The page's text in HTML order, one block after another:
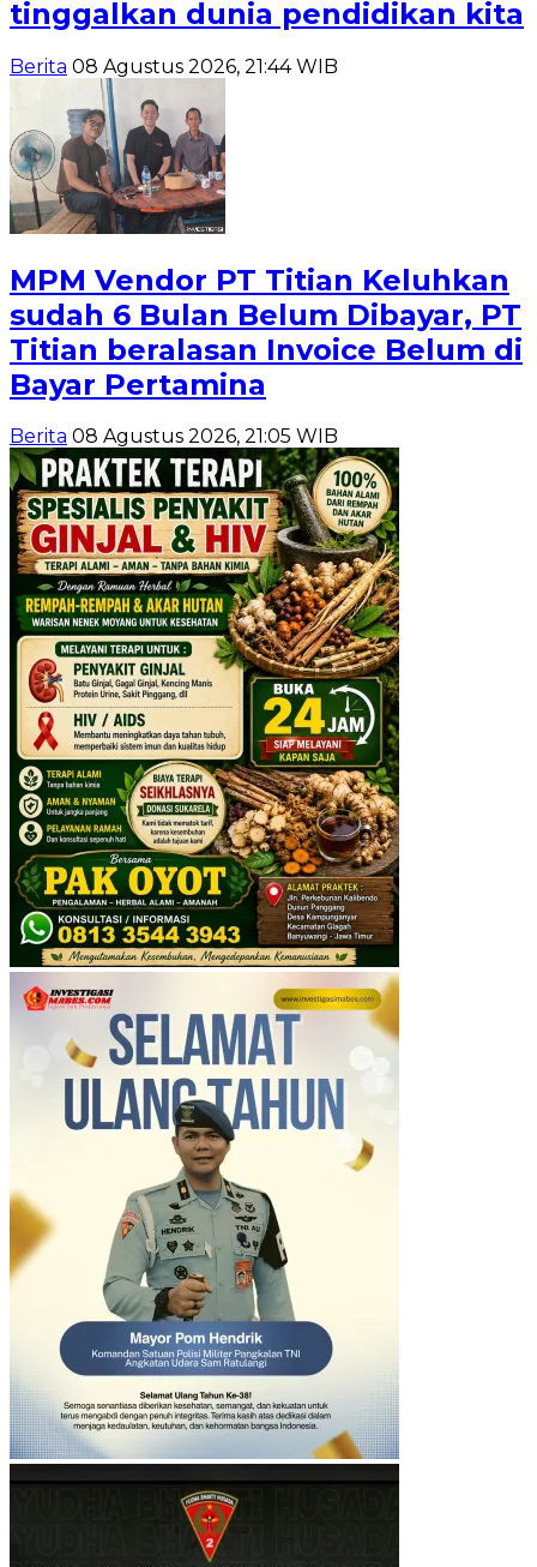
tinggalkan dunia pendidikan kita
Berita 08 Agustus 2026, 21:44 WIB
MPM Vendor PT Titian Keluhkan
sudah 6 Bulan Belum Dibayar, PT
Titian beralasan Invoice Belum di
Bayar Pertamina
Berita 08 Agustus 2026, 21:05 WIB